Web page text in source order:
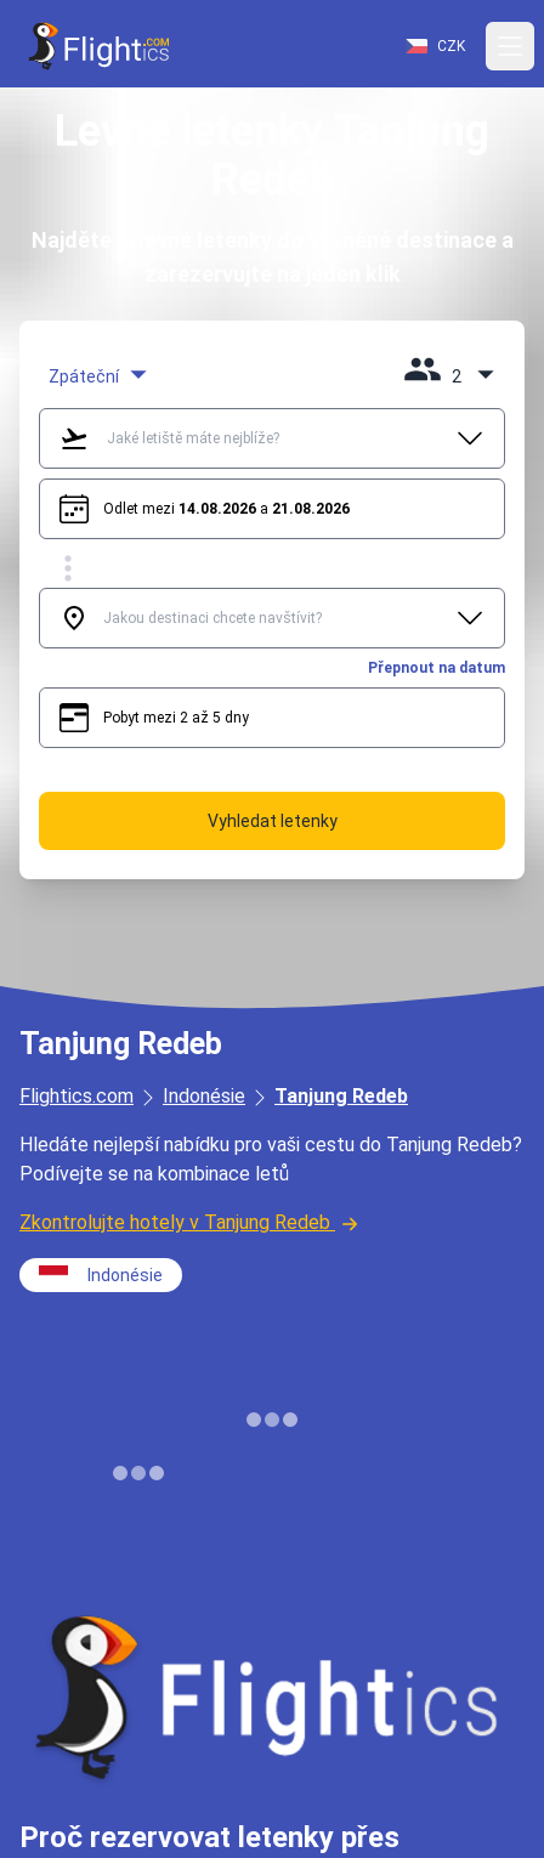
CZK
Najděte si levné letenky do vysněné destinace a
Zpáteční 2
Odlet mezi 14.08.2026 a 21.08.2026
Přepnout na datum
Pobyt mezi 2 až 5 dny
Vyhledat letenky
Tanjung Redeb
Flightics.com Indonésie Tanjung Redeb
Hledáte nejlepší nabídku pro vaši cestu do Tanjung Redeb?
Podívejte se na kombinace letů
Zkontrolujte hotely v Tanjung Redeb
Indonésie
Proč rezervovat letenky přes